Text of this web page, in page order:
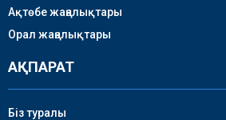
Ақтөбе жаңалықтары
Орал жаңалықтары
АҚПАРАТ
Біз туралы